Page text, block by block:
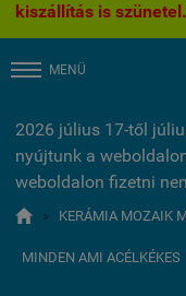
kiszállítás is
MENÜ
2026 július 17-től
nyújtunk a
weboldalon fizetni
 » KERÁMIA MOZAIK
MINDEN AMI ACÉLKÉKES